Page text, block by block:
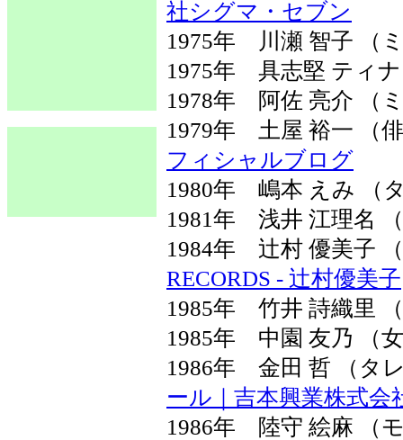
社シグマ・セブン
1975年 川瀬 智子 （
1975年 具志堅 ティ
1978年 阿佐 亮介 （
1979年 土屋 裕一
フィシャルブログ
1980年 嶋本 えみ （
1981年 浅井 江理名
1984年 辻村 優美
RECORDS - 辻村優美子
1985年 竹井 詩織里
1985年 中園 友乃 （
1986年 金田 哲 （
ール｜吉本興業株式会
1986年 陸守 絵麻 （